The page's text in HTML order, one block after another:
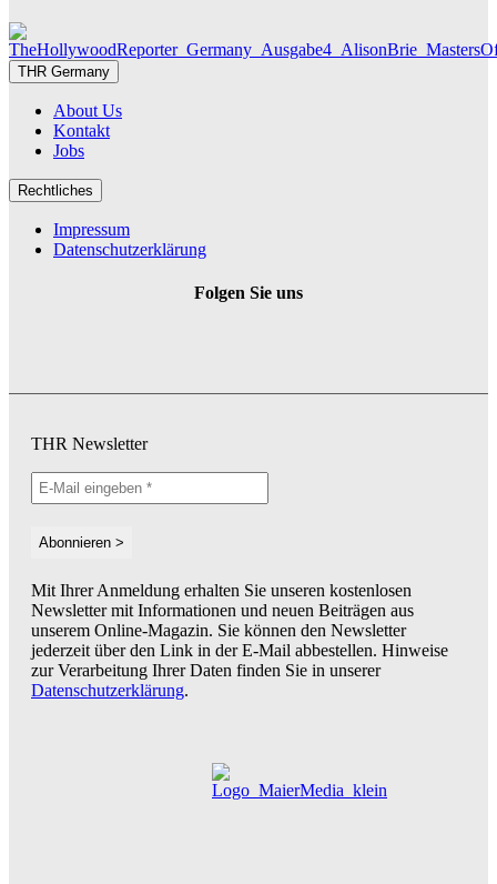
THR Germany
About Us
Kontakt
Jobs
Rechtliches
Impressum
Datenschutzerklärung
Folgen Sie uns
THR Newsletter
Mit Ihrer Anmeldung erhalten Sie unseren kostenlosen
Newsletter mit Informationen und neuen Beiträgen aus
unserem Online-Magazin. Sie können den Newsletter
jederzeit über den Link in der E-Mail abbestellen. Hinweise
zur Verarbeitung Ihrer Daten finden Sie in unserer
Datenschutzerklärung.